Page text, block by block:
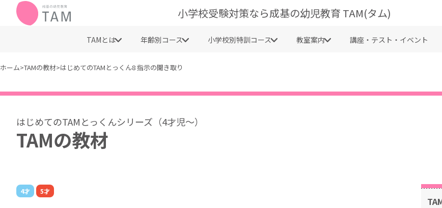
小学校受験対策なら成基の幼児教育 TAM(タム)
TAMとは 年齢別コース 小学校別特訓コース 教室案内 講座・テスト・イベント
ホーム>TAMの教材>はじめてのTAMとっくん8 指示の聞き取り
TAMの教材
4才 5才